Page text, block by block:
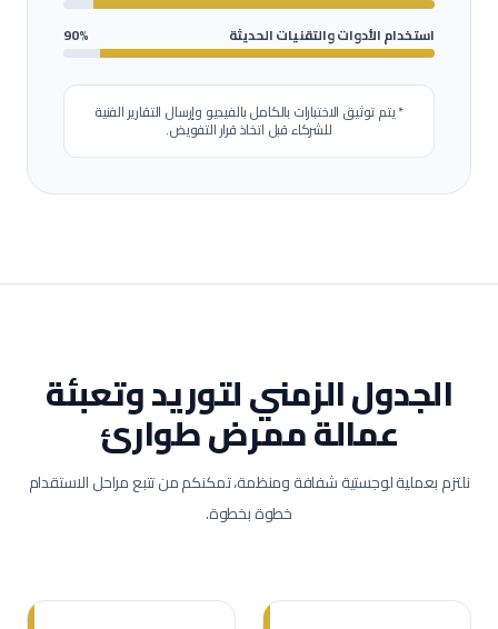
استخدام الأدوات والتقنيات الحديثة
90%
* يتم توثيق الاختبارات بالكامل بالفيديو وإرسال التقارير الفنية
للشركاء قبل اتخاذ قرار التفويض.
الجدول الزمني لتوريد وتعبئة
عمالةممرض طوارئ
نلتزم بعملية لوجستية شفافة ومنظمة، تمكنكم من تتبع مراحل الاستقدام
خطوة بخطوة.